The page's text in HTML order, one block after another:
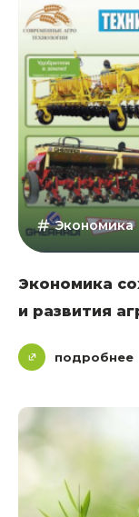
Экономика
Экономика
и развития
подробнее